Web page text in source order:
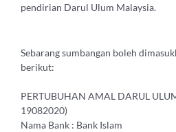
pendirian Darul Ulum Malaysia.
Sebarang sumbangan boleh
berikut:
PERTUBUHAN AMAL DARUL
19082020)
Nama Bank : Bank Islam